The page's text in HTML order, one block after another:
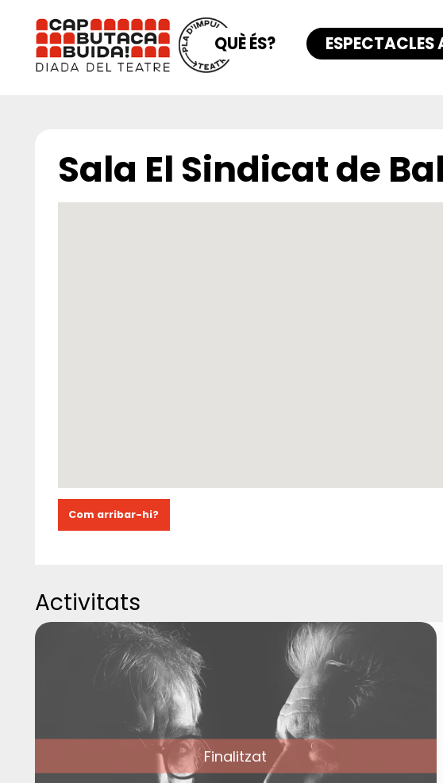
QUÈ ÉS? ESPECTACLES
Sala El Sindicat de
Com arribar-hi?
Activitats
Finalitzat